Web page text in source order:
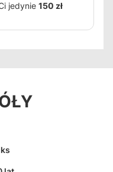
jedynie 150 zł